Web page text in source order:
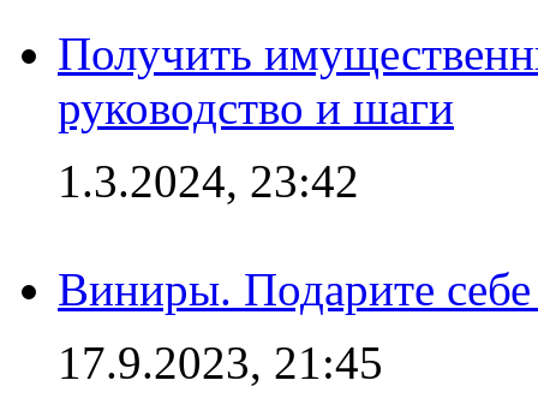
Получить
руководство и шаги
1.3.2024, 23:42
Виниры. Подарите
17.9.2023, 21:45